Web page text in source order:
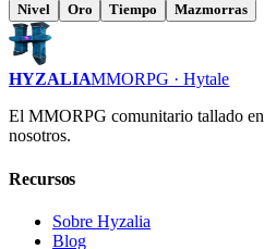
Nivel Oro Tiempo Mazmorras
HYZALIAMMORPG · Hytale
El MMORPG comunitario tallado
nosotros.
Recursos
Sobre Hyzalia
Blog